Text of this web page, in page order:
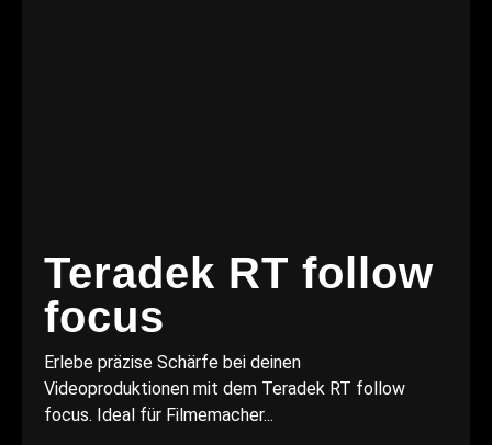
Teradek RT follow
focus
Erlebe präzise Schärfe bei deinen
Videoproduktionen mit dem Teradek RT follow
focus. Ideal für Filmemacher...